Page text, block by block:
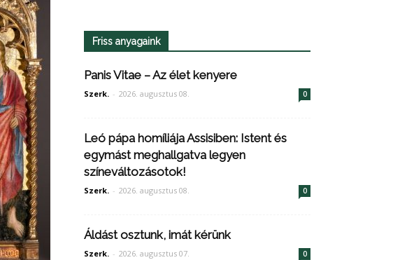
Friss anyagaink
Panis Vitae – Az élet kenyere
Szerk. - 2026. augusztus 08. 0
Leó pápa homíliája Assisiben: Istent és
egymást meghallgatva legyen
színeváltozásotok!
Szerk. - 2026. augusztus 08. 0
Áldást osztunk, imát kérünk
Szerk. - 2026. augusztus 07. 0